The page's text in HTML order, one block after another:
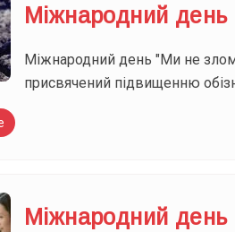
Міжнародний
Міжнародний день "Ми не
присвячений підвищенню
Міжнародний день